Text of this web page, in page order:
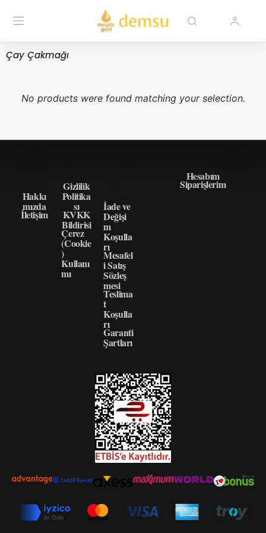
Çay Çakmağı
No products were found matching your selection.
Hakkı
mızda
İletişim
Gizlilik
Politika
sı
KVKK
Bildirisi
Çerez
(Cookie
)
Kullanı
mı
İade ve
Değişi
m
Koşulla
rı
Mesafel
i Satış
Sözleş
mesi
Teslima
t
Koşulla
rı
Garanti
Şartları
Hesabım
Siparişlerim